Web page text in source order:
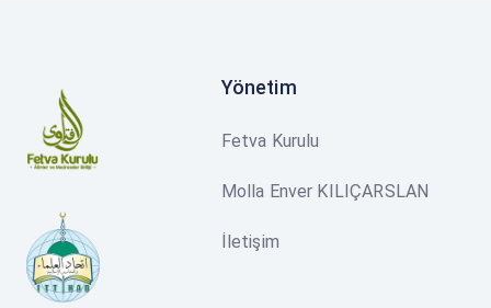
Yönetim
Fetva Kurulu
Molla Enver KILIÇARSLAN
İletişim